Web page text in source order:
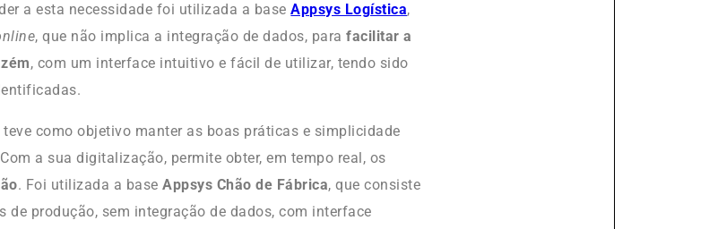
a esta necessidade foi utilizada a baseAppsys Logística,
, que não implica a integração de dados, parafacilitar a
, com um interface intuitivo e fácil de utilizar, tendo sido
teve como objetivo manter as boas práticas e simplicidade
a sua digitalização, permite obter, em tempo real, os
. Foi utilizada a baseAppsys Chão de Fábrica, que consiste
de produção, sem integração de dados, com interface